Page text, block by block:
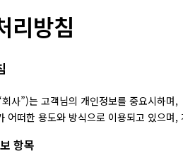
리방침
사”)는 고객님의 개인정보를 중요시하
어떠한 용도와 방식으로 이용되고 있으
항목